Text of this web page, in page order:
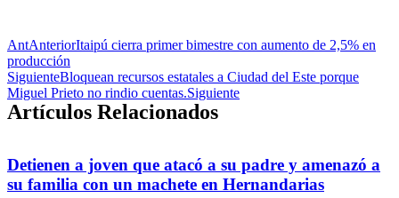
AntAnteriorItaipú cierra primer bimestre con aumento de 2,5% en
producción
SiguienteBloquean recursos estatales a Ciudad del Este porque
Miguel Prieto no rindio cuentas.Siguiente
Artículos Relacionados
Detienen a joven que atacó a su padre y amenazó a
su familia con un machete en Hernandarias